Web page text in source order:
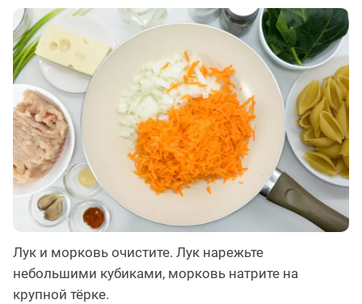
Лук и морковь очистите. Лук нарежьте
небольшими кубиками, морковь натрите на
крупной тёрке.